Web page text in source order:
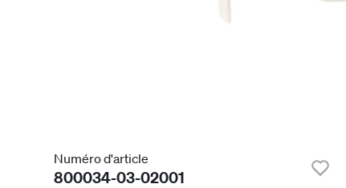
Numéro d'article
800034-03-02001